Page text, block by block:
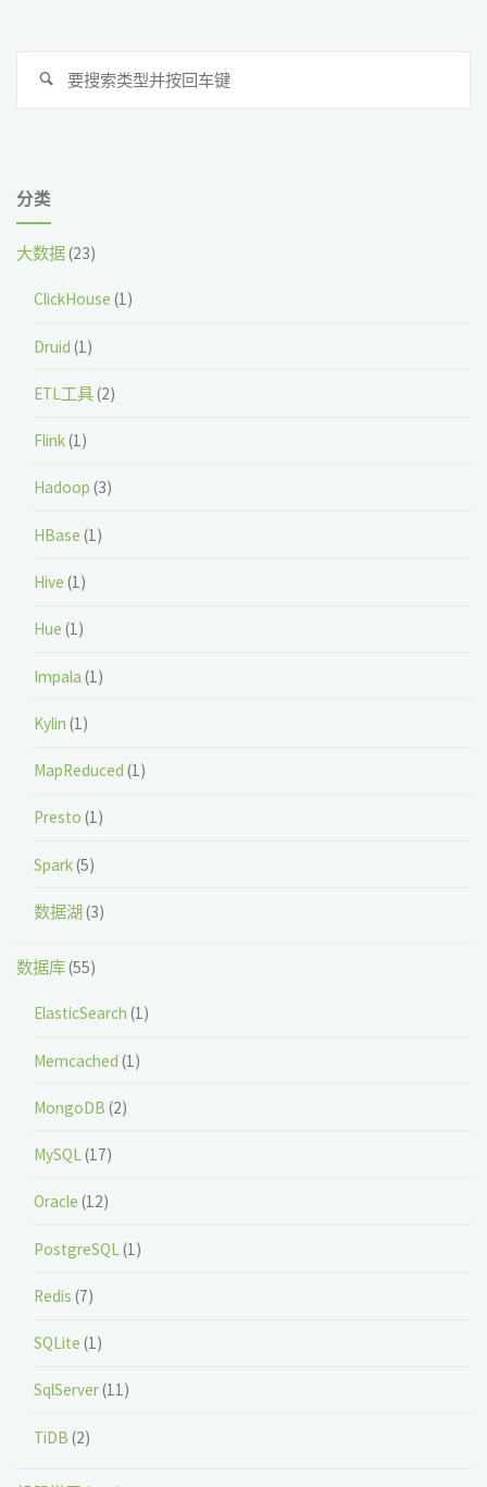
ArrayList"
搜
分类
大数据(23)
ClickHouse (1)
Druid (1)
ETL工具(2)
Flink(1)
Hadoop (3)
HBase (1)
Hive (1)
Hue (1)
Impala (1)
Kylin (1)
MapReduced (1)
Presto (1)
Spark(5)
数据湖(3)
数据库(55)
ElasticSearch (1)
Memcached (1)
MongoDB (2)
MySQL(17)
Oracle (12)
PostgreSQL (1)
Redis (7)
SQLite (1)
SqlServer(11)
TiDB (2)